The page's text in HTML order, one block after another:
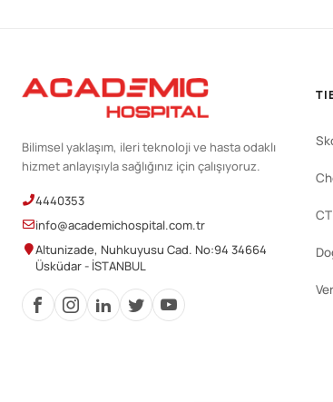
Bilimsel yaklaşım, ileri teknoloji ve hasta odaklı
hizmet anlayışıyla sağlığınız için çalışıyoruz.
4440353
info@academichospital.com.tr
Altunizade, Nuhkuyusu Cad. No:94 34664
Üsküdar - İSTANBUL